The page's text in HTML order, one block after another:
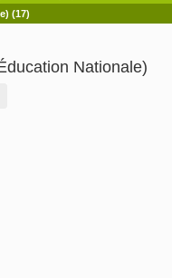
(17)
Nationale)